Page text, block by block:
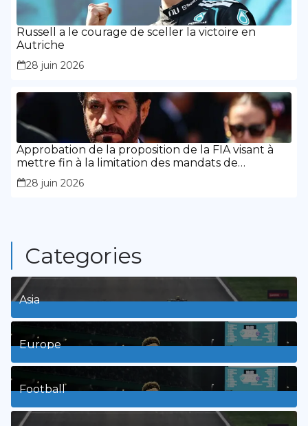
Russell a le courage de sceller la victoire en
Autriche
28 juin 2026
Approbation de la proposition de la FIA visant à
mettre fin à la limitation des mandats de
présidence
28 juin 2026
Categories
Asia
1Posts
Europe
3Posts
Football
8Posts